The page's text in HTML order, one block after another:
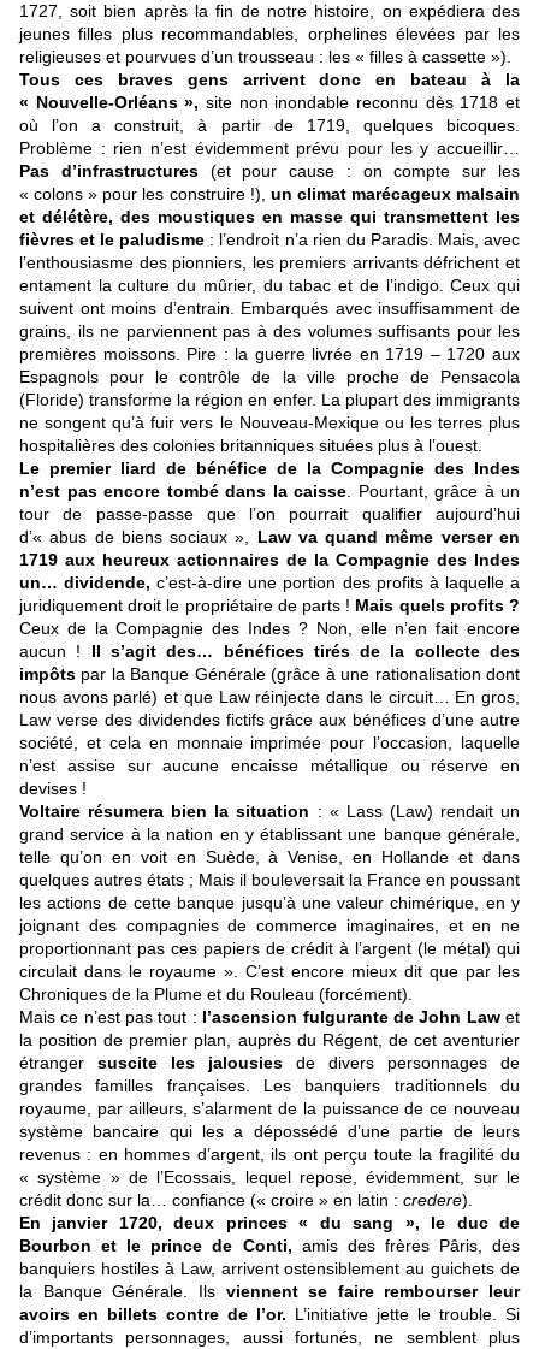
1727, soit bien après la fin de notre histoire, on expédiera des
jeunes filles plus recommandables, orphelines élevées par les
religieuses et pourvues d’un trousseau : les « filles à cassette »).
Tous ces braves gens arrivent donc en bateau à la
« Nouvelle-Orléans », site non inondable reconnu dès 1718 et
où l’on a construit, à partir de 1719, quelques bicoques.
Problème : rien n’est évidemment prévu pour les y accueillir…
Pas d’infrastructures(et pour cause : on compte sur les
« colons » pour les construire !), un climat marécageux malsain
et délétère, des moustiques en masse qui transmettent les
fièvres et le paludisme : l’endroit n’a rien du Paradis. Mais, avec
l’enthousiasme des pionniers, les premiers arrivants défrichent et
entament la culture du mûrier, du tabac et de l’indigo. Ceux qui
suivent ont moins d’entrain. Embarqués avec insuffisamment de
grains, ils ne parviennent pas à des volumes suffisants pour les
premières moissons. Pire : la guerre livrée en 1719 – 1720 aux
Espagnols pour le contrôle de la ville proche de Pensacola
(Floride) transforme la région en enfer. La plupart des immigrants
ne songent qu’à fuir vers le Nouveau-Mexique ou les terres plus
hospitalières des colonies britanniques situées plus à l’ouest.
Le premier liard de bénéfice de la Compagnie des Indes
n’est pas encore tombé dans la caisse . Pourtant, grâce à un
tour de passe-passe que l’on pourrait qualifier aujourd’hui
d’« abus de biens sociaux », Law va quand même verser en
1719 aux heureux actionnaires de la Compagnie des Indes
un… dividende, c’est-à-dire une portion des profits à laquelle a
juridiquement droit le propriétaire de parts ! Mais quels profits ?
Ceux de la Compagnie des Indes ? Non, elle n’en fait encore
aucun ! Il s’agit des… bénéfices tirés de la collecte des
impôts par la Banque Générale (grâce à une rationalisation dont
nous avons parlé) et que Law réinjecte dans le circuit… En gros,
Law verse des dividendes fictifs grâce aux bénéfices d’une autre
société, et cela en monnaie imprimée pour l’occasion, laquelle
n’est assise sur aucune encaisse métallique ou réserve en
devises !
Voltaire résumera bien la situation : « Lass (Law) rendait un
grand service à la nation en y établissant une banque générale,
telle qu’on en voit en Suède, à Venise, en Hollande et dans
quelques autres états ; Mais il bouleversait la France en poussant
les actions de cette banque jusqu’à une valeur chimérique, en y
joignant des compagnies de commerce imaginaires, et en ne
proportionnant pas ces papiers de crédit à l’argent (le métal) qui
circulait dans le royaume ». C’est encore mieux dit que par les
Chroniques de la Plume et du Rouleau (forcément).
Mais ce n’est pas tout : l’ascension fulgurante de John Lawet
la position de premier plan, auprès du Régent, de cet aventurier
étranger suscite les jalousies de divers personnages de
grandes familles françaises. Les banquiers traditionnels du
royaume, par ailleurs, s’alarment de la puissance de ce nouveau
système bancaire qui les a dépossédé d’une partie de leurs
revenus : en hommes d’argent, ils ont perçu toute la fragilité du
« système » de l’Ecossais, lequel repose, évidemment, sur le
crédit donc sur la… confiance (« croire » en latin : credere).
En janvier 1720, deux princes « du sang », le duc de
Bourbon et le prince de Conti, amis des frères Pâris, des
banquiers hostiles à Law, arrivent ostensiblement au guichets de
la Banque Générale. Ils viennent se faire rembourser leur
avoirs en billets contre de l’or. L’initiative jette le trouble. Si
d’importants personnages, aussi fortunés, ne semblent plus